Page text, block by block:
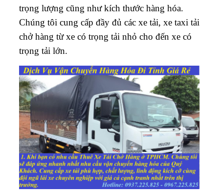
trọng lượng cũng như kích thước hàng hóa.
Chúng tôi cung cấp đầy đủ các xe tải, xe taxi tải
chở hàng từ xe có trọng tải nhỏ cho đến xe có
trọng tải lớn.